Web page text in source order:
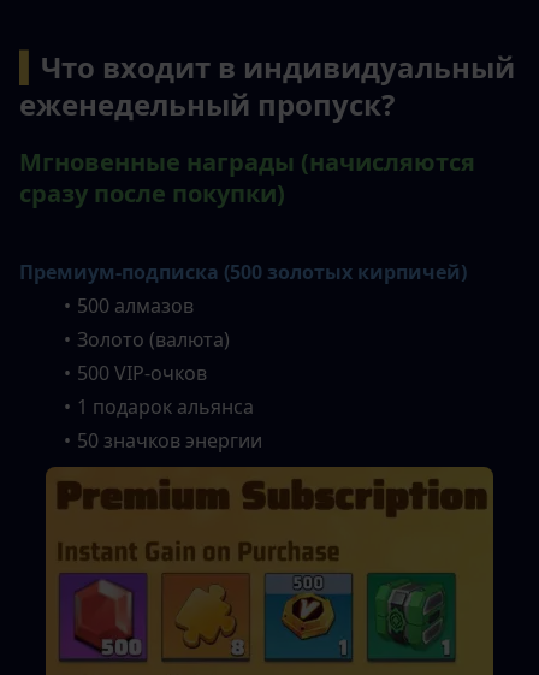
Что входит в индивидуальный
еженедельный пропуск?
Мгновенные награды (начисляются
сразу после покупки)
Премиум-подписка (500 золотых кирпичей)
500 алмазов
Золото (валюта)
500 VIP-очков
1 подарок альянса
50 значков энергии